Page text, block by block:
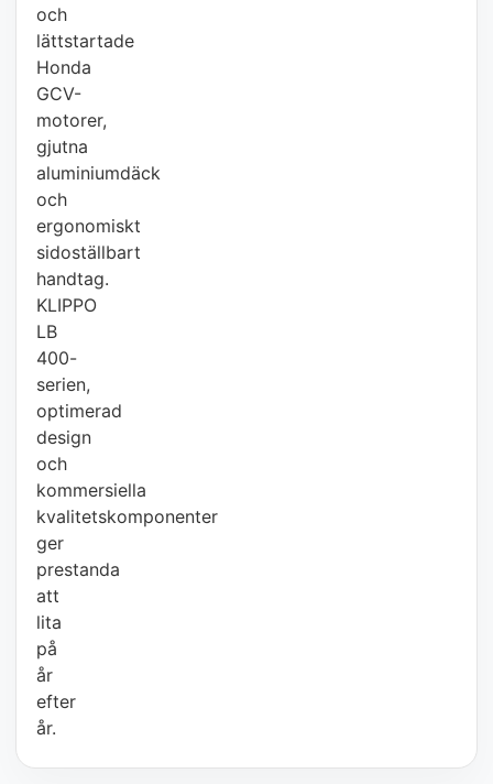
och
lättstartade
Honda
GCV-
motorer,
gjutna
aluminiumdäck
och
ergonomiskt
sidoställbart
handtag.
KLIPPO
LB
400-
serien,
optimerad
design
och
kommersiella
kvalitetskomponenter
ger
prestanda
att
lita
på
år
efter
år.